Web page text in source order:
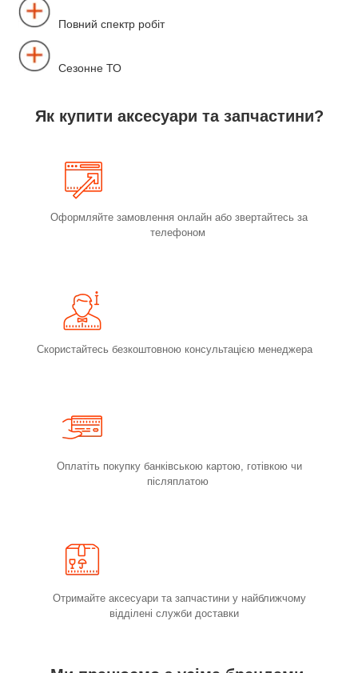
Повний спектр робіт
Сезонне ТО
Як купити аксесуари та запчастини?
Оформляйте замовлення онлайн або звертайтесь за
телефоном
Скористайтесь безкоштовною консультацією менеджера
Оплатіть покупку банківською картою, готівкою чи
післяплатою
Отримайте аксесуари та запчастини у найближчому
відділені служби доставки